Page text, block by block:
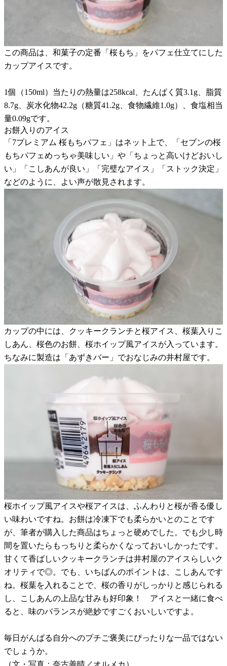
この商品は、和菓子の定番「桜もち」をパフェ仕立てにした
カップアイスです。
1個（150ml）当たりの熱量は258kcal、たんぱく質3.1g、脂質
8.7g、炭水化物42.2g（糖質41.2g、食物繊維1.0g）、食塩相当
量0.09gです。
お餅入りのアイス
「7プレミアム 桜もちパフェ」はネット上で、「セブンの桜
もちパフェめっちゃ美味しい」や「ちょっと高いけどおいし
い」「こしあんが良い」「完璧なアイス」「ストック決定」
などのように、よい声が散見されます。
カップの中には、クッキークランチと桜アイス、桜葉入りこ
しあん、桜色のお餅、桜ホイップ風アイスが入っています。
ちなみに製造は「あずきバー」でおなじみの井村屋です。
桜ホイップ風アイスや桜アイスは、ふんわりと桜が香る優し
い味わいですね。お餅は冷凍下でも柔らかいとのことです
が、筆者が購入した商品はちょっと硬めでした。でも少し時
間を置いたらもっちりと柔らかくなっておいしかったです。
甘くて香ばしいクッキークランチは井村屋のアイスらしいク
オリティで◎。でも、いちばんのポイントは、こしあんです
ね。桜葉を入れることで、桜の香りがしっかりと感じられる
し、こしあんの上品な甘みも好印象！ アイスと一緒に食べ
ると、味のバランスが絶妙ですごくおいしいですよ。
毎日がんばる自分へのプチご褒美にぴったりな一品ではない
でしょうか。
（文・写真：奈古善晴／オルメカ）